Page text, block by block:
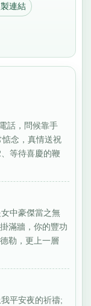
連結
話，問候靠手
念，真情送祝
等待喜慶的鞭
中豪傑當之無
滿牆，你的豐功
勒，更上一層
平安夜的祈禱;